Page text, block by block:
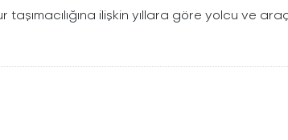
ilişkin yıllara göre yolcu ve